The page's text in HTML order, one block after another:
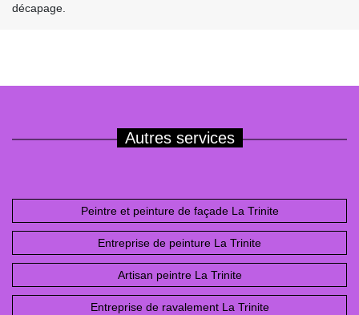
décapage.
Autres services
Peintre et peinture de façade La Trinite
Entreprise de peinture La Trinite
Artisan peintre La Trinite
Entreprise de ravalement La Trinite